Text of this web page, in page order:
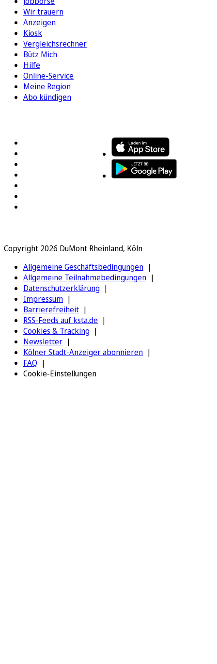
Wir trauern
Anzeigen
Kiosk
Vergleichsrechner
Bütz Mich
Hilfe
Online-Service
Meine Region
Abo kündigen
Copyright 2026 DuMont Rheinland, Köln
Allgemeine Geschäftsbedingungen
Allgemeine Teilnahmebedingungen
Datenschutzerklärung
Impressum
Barrierefreiheit
RSS-Feeds auf ksta.de
Cookies & Tracking
Newsletter
Kölner Stadt-Anzeiger abonnieren
FAQ
Cookie-Einstellungen